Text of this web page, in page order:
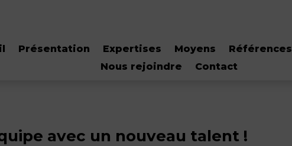
Présentation Expertises Moyens Références
Nous rejoindre
Contact
avec un nouveau talent !